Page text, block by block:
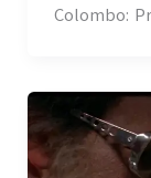
Colombo: